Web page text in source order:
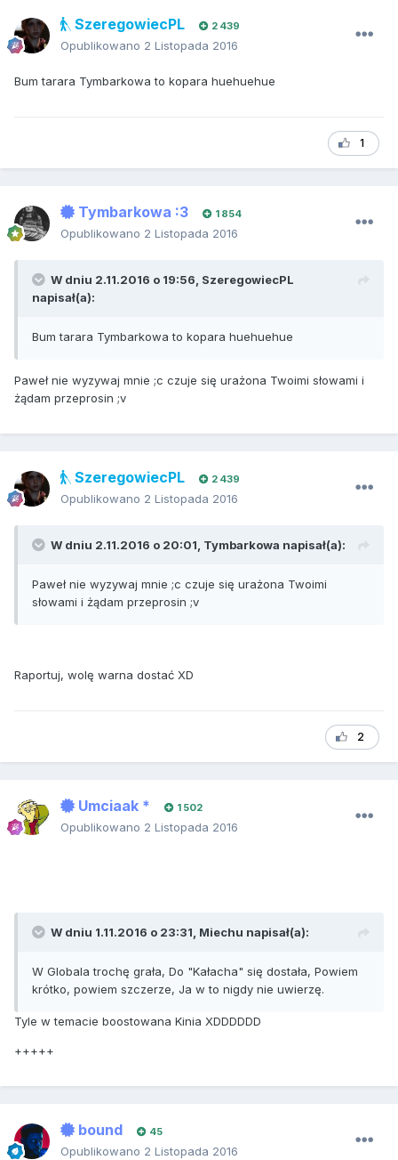
SzeregowiecPL 2 439
Opublikowano 2 Listopada 2016
Bum tarara Tymbarkowa to kopara huehuehue
1
Tymbarkowa :3 1 854
Opublikowano 2 Listopada 2016
W dniu 2.11.2016 o 19:56, SzeregowiecPL
napisał(a):
Bum tarara Tymbarkowa to kopara huehuehue
Paweł nie wyzywaj mnie ;c czuje się urażona Twoimi słowami i
żądam przeprosin ;v
SzeregowiecPL 2 439
Opublikowano 2 Listopada 2016
W dniu 2.11.2016 o 20:01, Tymbarkowa napisał(a):
Paweł nie wyzywaj mnie ;c czuje się urażona Twoimi
słowami i żądam przeprosin ;v
Raportuj, wolę warna dostać XD
2
Umciaak * 1 502
Opublikowano 2 Listopada 2016
W dniu 1.11.2016 o 23:31, Miechu napisał(a):
W Globala trochę grała, Do "Kałacha" się dostała, Powiem
krótko, powiem szczerze, Ja w to nigdy nie uwierzę.
Tyle w temacie boostowana Kinia XDDDDDD
+++++
bound 45
Opublikowano 2 Listopada 2016